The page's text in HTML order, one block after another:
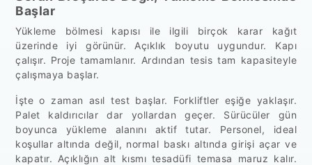
Başlar
Yükleme bölmesi kapısı ile ilgili birçok karar kağıt
üzerinde iyi görünür. Açıklık boyutu uygundur. Kapı
çalışır. Proje tamamlanır. Ardından tesis tam kapasiteyle
çalışmaya başlar.
İşte o zaman asıl test başlar. Forkliftler eşiğe yaklaşır.
Palet kaldırıcılar dar yollardan geçer. Sürücüler gün
boyunca yükleme alanını aktif tutar. Personel, ideal
koşullar altında değil, normal baskı altında girişi açar ve
kapatır. Açıklığın alt kısmı tesadüfi temasa maruz kalır.